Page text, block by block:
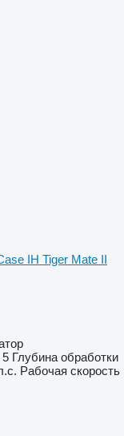
IH Tiger Mate II
5 Глубина обработки
Рабочая скорость